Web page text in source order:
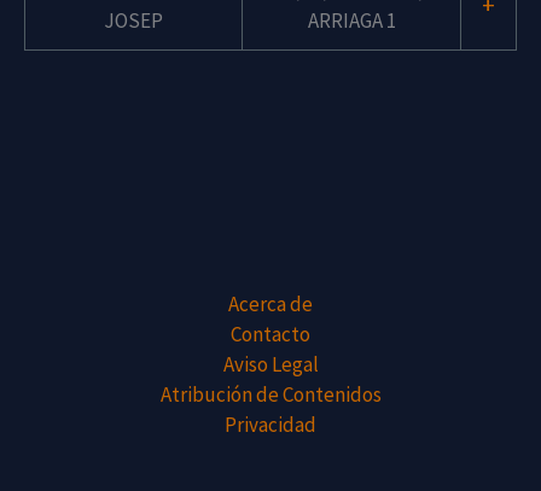
JOSEP
ARRIAGA 1
Acerca de
Contacto
Aviso Legal
Atribución de Contenidos
Privacidad